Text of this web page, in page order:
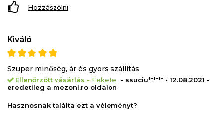
Hozzászólni
Kiváló
Szuper minőség, ár és gyors szállítás
Ellenőrzött vásárlás - Fekete
- ssuciu****** - 12.08.2021 -
eredetileg a mezoni.ro oldalon
Hasznosnak találta ezt a véleményt?